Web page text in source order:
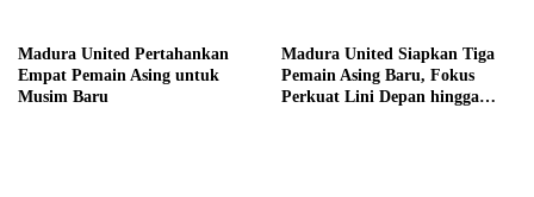
Madura United Pertahankan
Empat Pemain Asing untuk
Musim Baru
Madura United Siapkan Tiga
Pemain Asing Baru, Fokus
Perkuat Lini Depan hingga